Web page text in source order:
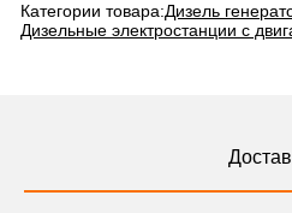
Категории товара:Дизель
Дизельные электростанции с